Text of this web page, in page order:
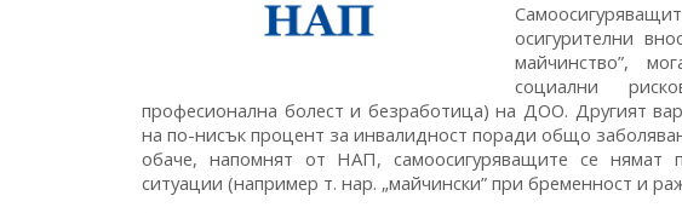
осигурителни
майчинство”,
социални
професионална болест и безработица) на ДОО. Другият
на по-нисък процент за инвалидност поради общо
обаче, напомнят от НАП, самоосигуряващите се нямат
ситуации (например т. нар. „майчински” при бременност и